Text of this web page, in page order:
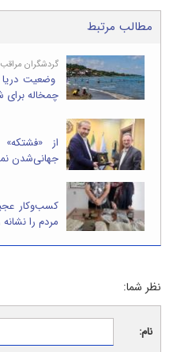
مطالب مرتبط
گردشگران مراقب
وضعیت دریا
چمخاله برای
از
جهانی‌شدن
کسب‌وکار
مردم را نشانه
نظر شما:
نام: